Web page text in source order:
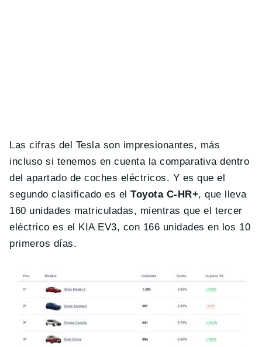
Las cifras del Tesla son impresionantes, más
incluso si tenemos en cuenta la comparativa dentro
del apartado de coches eléctricos. Y es que el
segundo clasificado es el Toyota C-HR+, que lleva
160 unidades matriculadas, mientras que el tercer
eléctrico es el KIA EV3, con 166 unidades en los 10
primeros días.